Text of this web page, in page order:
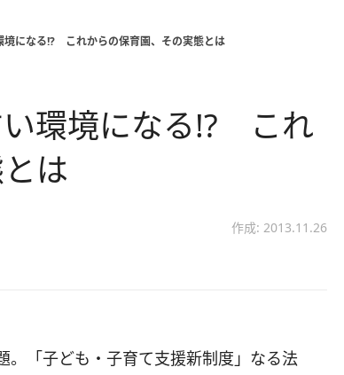
境になる!? これからの保育園、その実態とは
い環境になる!? これ
は
作成: 2013.11.26
。「子ども・子育て支援新制度」なる法